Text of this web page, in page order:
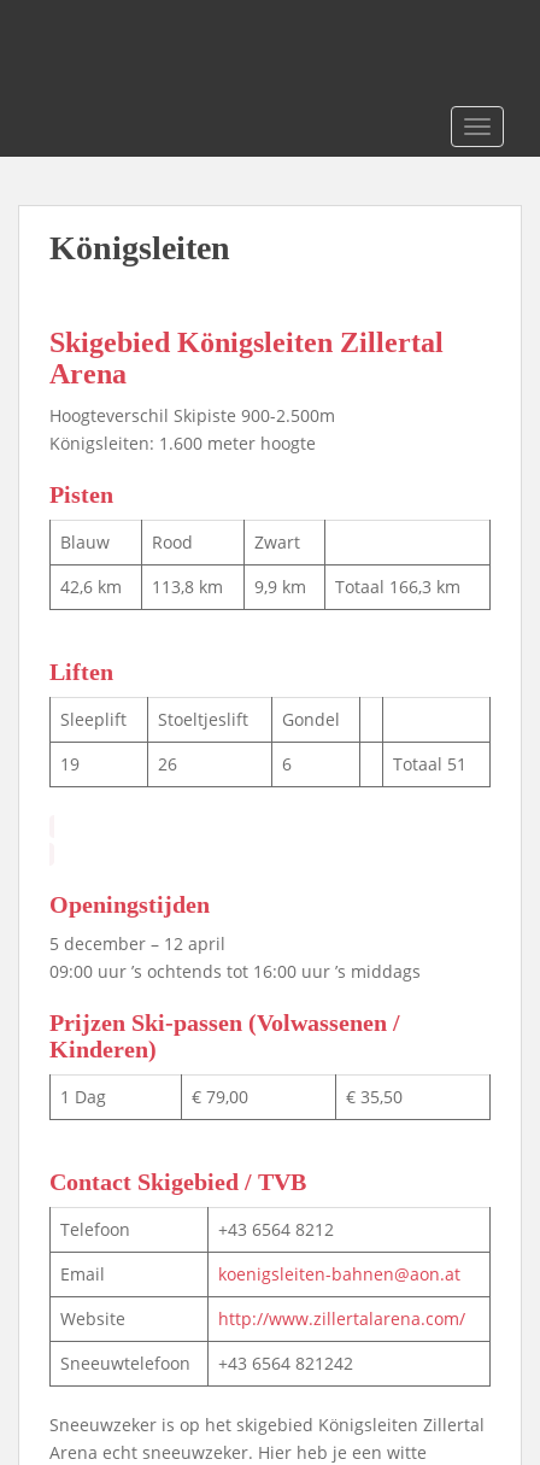
o
Königsleiten
Skigebied Königsleiten Zillertal
Arena
Hoogteverschil Skipiste 900-2.500m
Königsleiten: 1.600 meter hoogte
Pisten
Blauw Rood
Zwart
42,6 km
113,8 km 9,9 km Totaal 166,3 km
Liften
Sleeplift Stoeltjeslift
Gondel
19
26 6 Totaal 51
Openingstijden
5 december – 12 april
09:00 uur ’s ochtends tot 16:00 uur ’s middags
Prijzen Ski-passen (Volwassenen /
Kinderen)
1 Dag € 79,00 € 35,50
Contact Skigebied / TVB
Telefoon
+43 6564 8212
Email
koenigsleiten-bahnen@aon.at
Website
http://www.zillertalarena.com/
Sneeuwtelefoon
+43 6564 821242
Sneeuwzeker is op het skigebied Königsleiten Zillertal
Arena echt sneeuwzeker. Hier heb je een witte